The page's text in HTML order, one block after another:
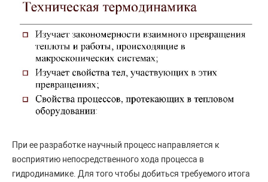
При ее разработке научный процесс направляется к
восприятию непосредственного хода процесса в
гидродинамике. Для того чтобы добиться требуемого итога